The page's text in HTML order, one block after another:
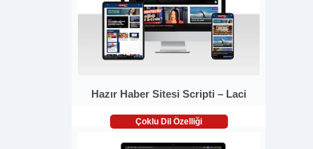
Hazır Haber Sitesi Scripti – Laci
Çoklu Dil Özelliği